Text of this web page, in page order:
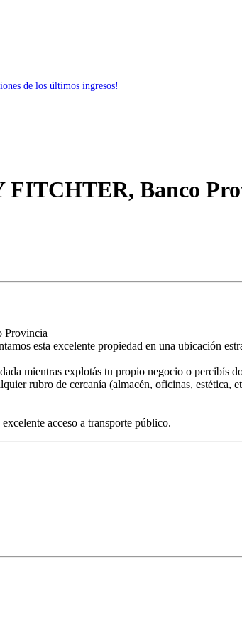
de los últimos ingresos!
FITCHTER, Banco
Provincia
esta excelente propiedad en una ubicación
mientras explotás tu propio negocio o percibís
rubro de cercanía (almacén, oficinas,
acceso a transporte público.